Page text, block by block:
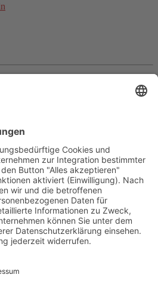
schneller (inkl. Video)
für „Anfänger“
persönliche Herausforderung
oder der Beginn der neuen
für mehr Kraft
Treppenlaufen zu Ausdauer und
verbessern
in Dresden mit Heiko Wache und